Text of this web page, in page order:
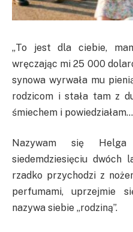
„To jest dla ciebie,
wręczając mi 25 000
synowa wyrwała mu
rodzicom i stała tam z
śmiechem i powiedziałam…
Nazywam się
siedemdziesięciu dwóch
rzadko przychodzi z
perfumami, uprzejmie
nazywa siebie „rodziną”.